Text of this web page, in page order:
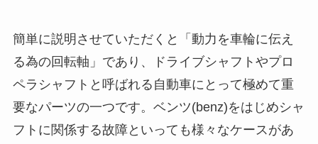
簡単に説明させていただくと「動力を車輪に伝え
る為の回転軸」であり、ドライブシャフトやプロ
ペラシャフトと呼ばれる自動車にとって極めて重
要なパーツの一つです。ベンツ(benz)をはじめシャ
フトに関係する故障といっても様々なケースがあ